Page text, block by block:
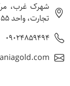
شهرک غرب،
تجارت، واحد 155
09024859494